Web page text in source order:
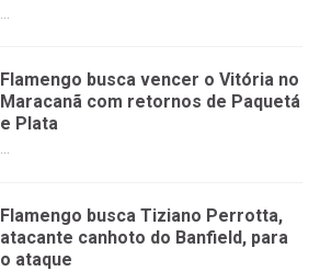
Flamengo busca vencer o Vitória no
Maracanã com retornos de Paquetá
e Plata
...
Flamengo busca Tiziano Perrotta,
atacante canhoto do Banfield, para
o ataque